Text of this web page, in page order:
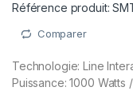
Référence produit:
Comparer
Technologie: Line
Puissance: 1000 Watts